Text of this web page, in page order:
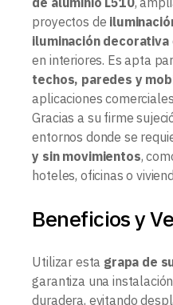
proyectos de
iluminación decorativa
en interiores. Es apta
techos, paredes y
aplicaciones
Gracias a su firme
entornos donde se
y sin movimientos,
hoteles, oficinas o
Beneficios y
Utilizar esta grapa de
garantiza una
duradera, evitando